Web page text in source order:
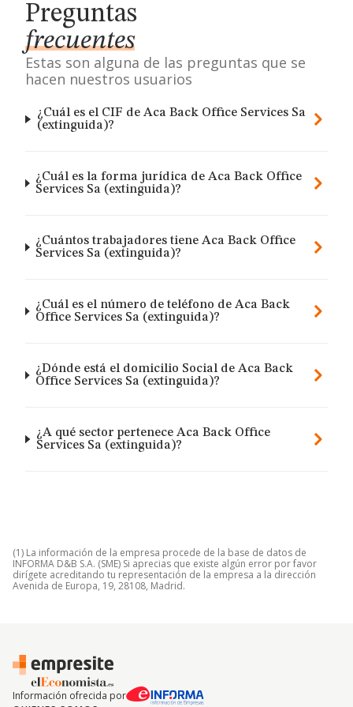
Preguntas
frecuentes
Estas son alguna de las preguntas que se
hacen nuestros usuarios
¿Cuál es el CIF de Aca Back Office Services Sa
(extinguida)?
¿Cuál es la forma jurídica de Aca Back Office
Services Sa (extinguida)?
¿Cuántos trabajadores tiene Aca Back Office
Services Sa (extinguida)?
¿Cuál es el número de teléfono de Aca Back
Office Services Sa (extinguida)?
¿Dónde está el domicilio Social de Aca Back
Office Services Sa (extinguida)?
¿A qué sector pertenece Aca Back Office
Services Sa (extinguida)?
(1) La información de la empresa procede de la base de datos de
INFORMA D&B S.A. (SME) Si aprecias que existe algún error por favor
dirígete acreditando tu representación de la empresa a la dirección
Avenida de Europa, 19, 28108, Madrid.
Información ofrecida por